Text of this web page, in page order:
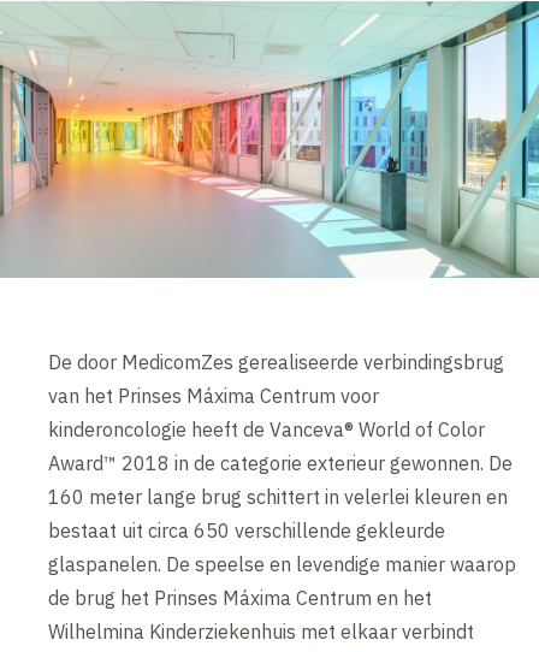
De door MedicomZes gerealiseerde verbindingsbrug
van het Prinses Máxima Centrum voor
kinderoncologie heeft de Vanceva® World of Color
Award™ 2018 in de categorie exterieur gewonnen. De
160 meter lange brug schittert in velerlei kleuren en
bestaat uit circa 650 verschillende gekleurde
glaspanelen. De speelse en levendige manier waarop
de brug het Prinses Máxima Centrum en het
Wilhelmina Kinderziekenhuis met elkaar verbindt